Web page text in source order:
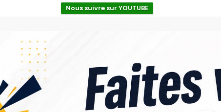
Nous suivre sur YOUTUBE